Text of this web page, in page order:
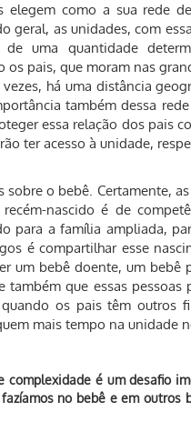
elegem como a sua rede
geral, as unidades, com
uma quantidade
pais, que moram nas
há uma distância
também dessa
essa relação dos pais
ter acesso à unidade,
o bebê. Certamente,
nascido é de
para a família ampliada,
é compartilhar esse
um bebê doente, um bebê
que essas pessoas
os pais têm outros
mais tempo na unidade
é um desafio
no bebê e em outros